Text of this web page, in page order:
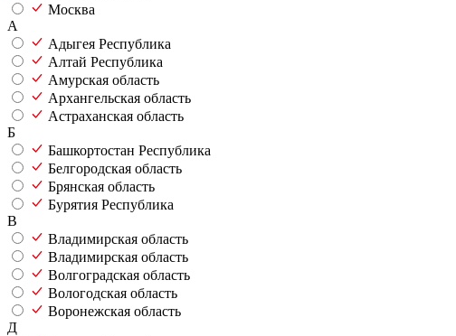
Москва
А
Адыгея Республика
Алтай Республика
Амурская область
Архангельская область
Астраханская область
Б
Башкортостан Республика
Белгородская область
Брянская область
Бурятия Республика
В
Владимирская область
Владимирская область
Волгоградская область
Вологодская область
Воронежская область
Д